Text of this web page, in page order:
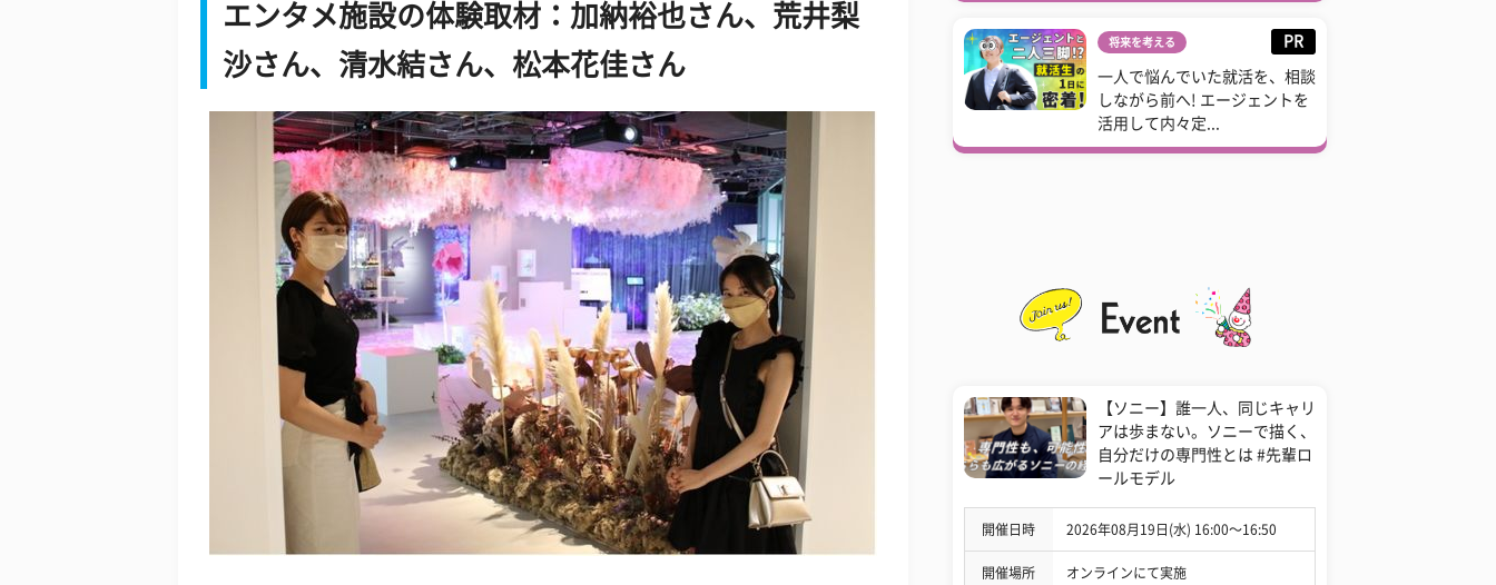
エンタメ施設の体験取材：加納裕也さん、荒井梨
沙さん、清水結さん、松本花佳さん
将来を考える PR
一人で悩んでいた就活を、相談
しながら前へ! エージェントを
活用して内々定...
【ソニー】誰一人、同じキャリ
アは歩まない。ソニーで描く、
自分だけの専門性とは #先輩ロ
ールモデル
開催日時 2026年08月19日(水) 16:00〜16:50
開催場所 オンラインにて実施